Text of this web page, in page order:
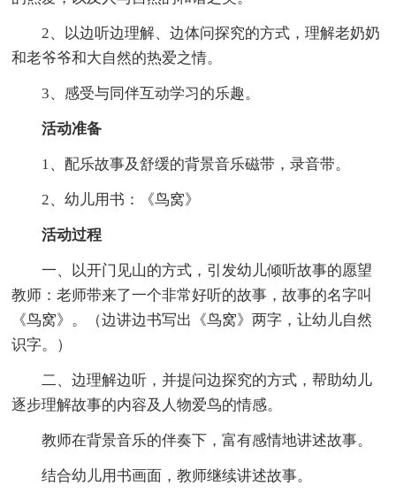
2、以边听边理解、边体问探究的方式，理解老奶奶
和老爷爷和大自然的热爱之情。
3、感受与同伴互动学习的乐趣。
活动准备
1、配乐故事及舒缓的背景音乐磁带，录音带。
2、幼儿用书：《鸟窝》
活动过程
一、以开门见山的方式，引发幼儿倾听故事的愿望
教师：老师带来了一个非常好听的故事，故事的名字叫
《鸟窝》。（边讲边书写出《鸟窝》两字，让幼儿自然
识字。）
二、边理解边听，并提问边探究的方式，帮助幼儿
逐步理解故事的内容及人物爱鸟的情感。
教师在背景音乐的伴奏下，富有感情地讲述故事。
结合幼儿用书画面，教师继续讲述故事。